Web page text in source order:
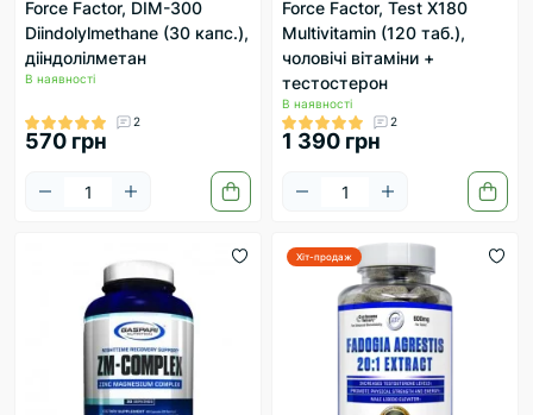
Force Factor, DIM-300
Diindolylmethane (30 капс.),
дііндолілметан
В наявності
2
570 грн
Force Factor, Test X180
Multivitamin (120 таб.),
чоловічі вітаміни +
тестостерон
В наявності
2
1 390 грн
Хіт-продаж